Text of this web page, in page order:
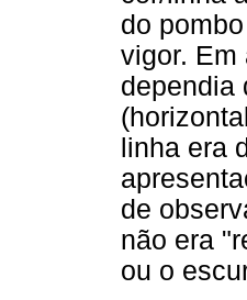
do
vigor. Em
dependia
linha era
de
não era
ou o